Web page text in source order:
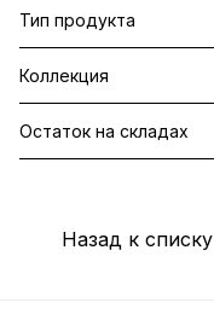
Тип продукта
Коллекция
Остаток на складах
Назад к списку